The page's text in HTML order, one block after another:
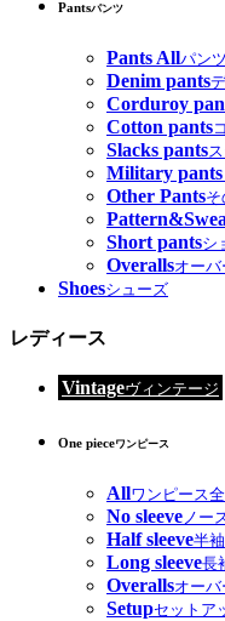
Pantsパンツ
Pants Allパン
Denim pants
Corduroy
Cotton pants
Slacks pants
Military pants
Other Pants
Short pantsシ
Overallsオー
Shoesシューズ
レディース
Vintageヴィンテージ
One pieceワンピース
Allワンピース
No sleeveノー
Half sleeve半袖
Long sleeve長
Overallsオー
Setupセットア